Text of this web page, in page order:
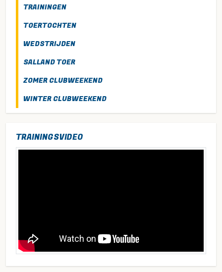
TRAININGEN
TOERTOCHTEN
WEDSTRIJDEN
SALLAND TOER
ZOMER CLUBWEEKEND
WINTER CLUBWEEKEND
TRAININGSVIDEO